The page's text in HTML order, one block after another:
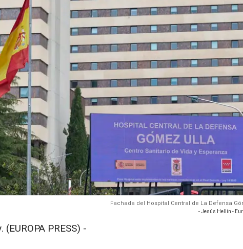
Fachada del Hospital Central de La Defensa
- Jesús Hellín -
PRESS) -